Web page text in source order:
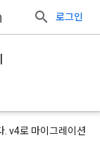
로그인
. v4로 마이그레이션